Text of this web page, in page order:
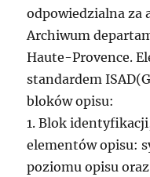
odpowiedzialna za
Archiwum
Haute-Provence.
standardem
bloków opisu:
1. Blok
elementów opisu:
poziomu opisu